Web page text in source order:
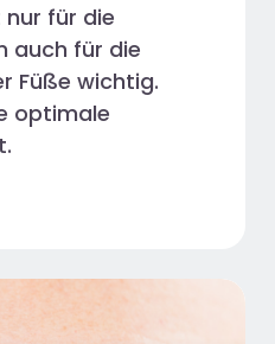
für die
auch für die
Füße wichtig.
optimale